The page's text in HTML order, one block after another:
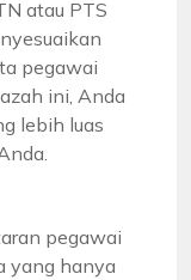
atau PTS
pegawai
ini, Anda
lebih luas
pegawai
yang hanya